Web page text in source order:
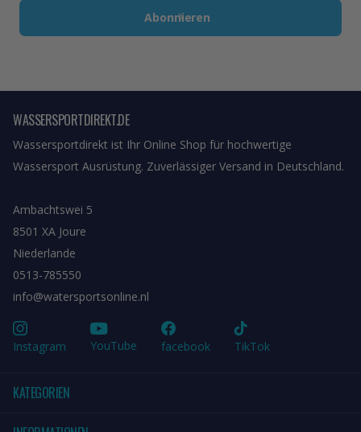
Abonnieren
WASSERSPORTDIREKT.DE
Wassersportdirekt ist Ihr Online Shop für hochwertige
Wassersport Ausrüstung. Zuverlässiger Versand in Deutschland.
Ambachtswei 5
8501 XA Joure
Niederlande
0513-785550
info@watersportsonline.nl
Instagram YouTube facebook TikTok
KATEGORIEN